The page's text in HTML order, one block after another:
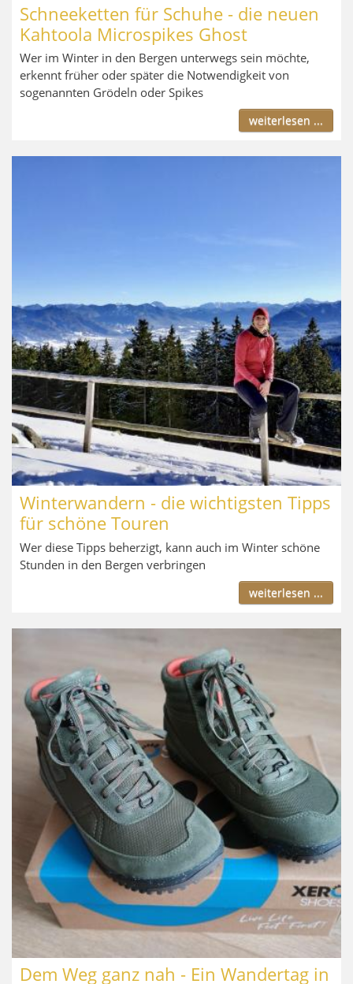
Schneeketten für Schuhe - die neuen
Kahtoola Microspikes Ghost
Wer im Winter in den Bergen unterwegs sein möchte,
erkennt früher oder später die Notwendigkeit von
sogenannten Grödeln oder Spikes
weiterlesen ...
Winterwandern - die wichtigsten Tipps
für schöne Touren
Wer diese Tipps beherzigt, kann auch im Winter schöne
Stunden in den Bergen verbringen
weiterlesen ...
Dem Weg ganz nah - Ein Wandertag in